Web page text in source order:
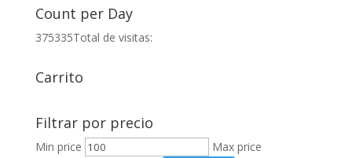
Count per Day
375335Total de visitas:
Carrito
Filtrar por precio
Min price Max price